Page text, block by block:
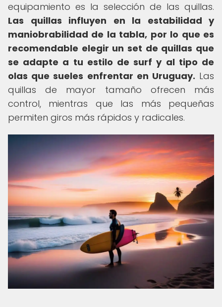
equipamiento es la selección de las quillas.
Las quillas influyen en la estabilidad y
maniobrabilidad de la tabla, por lo que es
recomendable elegir un set de quillas que
se adapte a tu estilo de surf y al tipo de
olas que sueles enfrentar en Uruguay. Las
quillas de mayor tamaño ofrecen más
control, mientras que las más pequeñas
permiten giros más rápidos y radicales.